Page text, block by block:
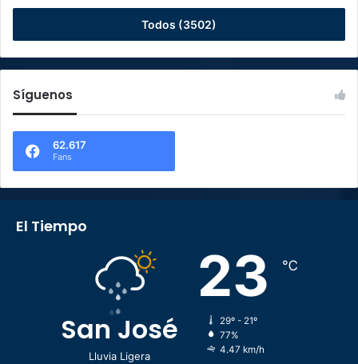
Todos (3502)
Síguenos
62.617
Fans
El Tiempo
San José
Lluvia Ligera
23 ℃
29º - 21º
77%
4.47 km/h